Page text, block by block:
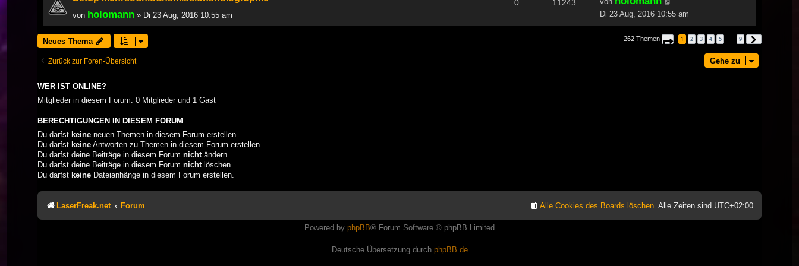
von holomann » Di 23 Aug, 2016 10:55 am
0 11243
Di 23 Aug, 2016 10:55 am
Neues Thema 262 Themen Seite von
1 2 3 4 5 9
Zurück zur Foren-Übersicht Gehe zu
WER IST ONLINE?
Mitglieder in diesem Forum: 0 Mitglieder und 1 Gast
BERECHTIGUNGEN IN DIESEM FORUM
Du darfst keine neuen Themen in diesem Forum erstellen.
Du darfst keine Antworten zu Themen in diesem Forum erstellen.
Du darfst deine Beiträge in diesem Forum nicht ändern.
Du darfst deine Beiträge in diesem Forum nicht löschen.
Du darfst keine Dateianhänge in diesem Forum erstellen.
LaserFreak.net Forum Alle Zeiten sind UTC+02:00
Alle Cookies des Boards löschen
Powered by phpBB® Forum Software © phpBB Limited
Deutsche Übersetzung durch phpBB.de